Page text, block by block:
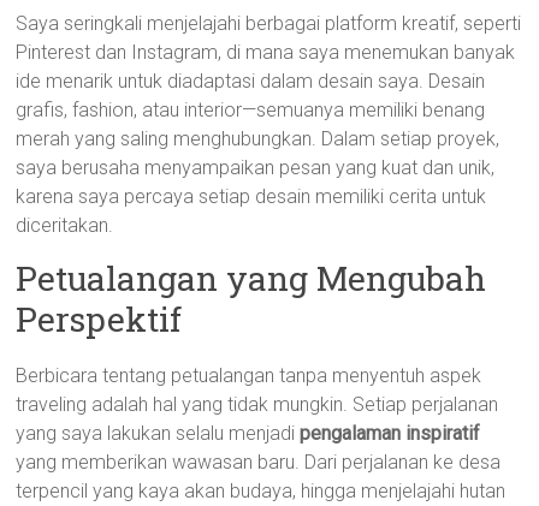
Saya seringkali menjelajahi berbagai platform kreatif, seperti
Pinterest dan Instagram, di mana saya menemukan banyak
ide menarik untuk diadaptasi dalam desain saya. Desain
grafis, fashion, atau interior—semuanya memiliki benang
merah yang saling menghubungkan. Dalam setiap proyek,
saya berusaha menyampaikan pesan yang kuat dan unik,
karena saya percaya setiap desain memiliki cerita untuk
diceritakan.
Petualangan yang Mengubah
Perspektif
Berbicara tentang petualangan tanpa menyentuh aspek
traveling adalah hal yang tidak mungkin. Setiap perjalanan
yang saya lakukan selalu menjadipengalaman inspiratif
yang memberikan wawasan baru. Dari perjalanan ke desa
terpencil yang kaya akan budaya, hingga menjelajahi hutan